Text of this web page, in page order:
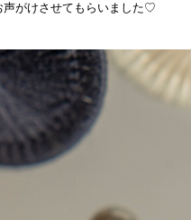
声がけさせてもらいました♡